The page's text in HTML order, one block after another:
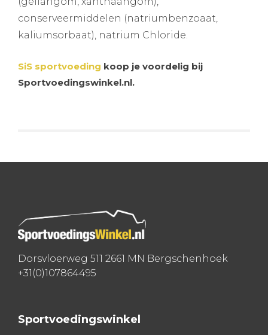
conserveermiddelen (natriumbenzoaat,
kaliumsorbaat), natrium Chloride.
SiS sportvoeding koop je voordelig bij
Sportvoedingswinkel.nl.
Dorsvloerweg 511 2661 MN Bergschenhoek
+31(0)107864495
Sportvoedingswinkel